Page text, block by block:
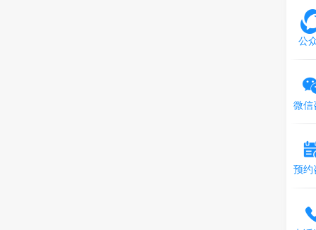
公
微信
预约